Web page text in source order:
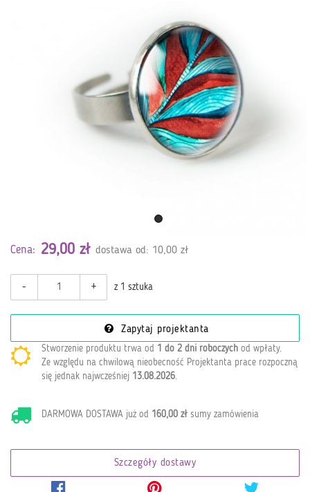
Cena: 29,00 zł dostawa od: 10,00 zł
- + z 1 sztuka
Zapytaj projektanta
Stworzenie produktu trwa od 1 do 2 dni roboczych od wpłaty.
Ze względu na chwilową nieobecność Projektanta prace rozpoczną
się jednak najwcześniej 13.08.2026.
DARMOWA DOSTAWA już od 160,00 zł sumy zamówienia
Szczegóły dostawy